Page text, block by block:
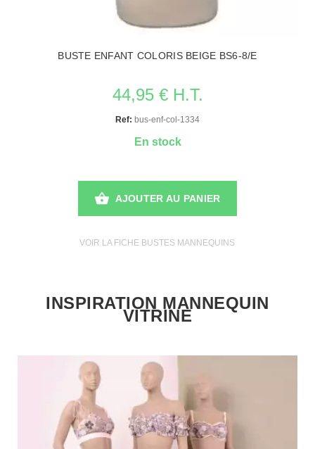
BUSTE ENFANT COLORIS BEIGE BS6-8/E
44,95 € H.T.
Ref: bus-enf-col-1334
En stock
AJOUTER AU PANIER
VOIR LA FICHE BUSTES MANNEQUINS
INSPIRATION MANNEQUIN
VITRINE